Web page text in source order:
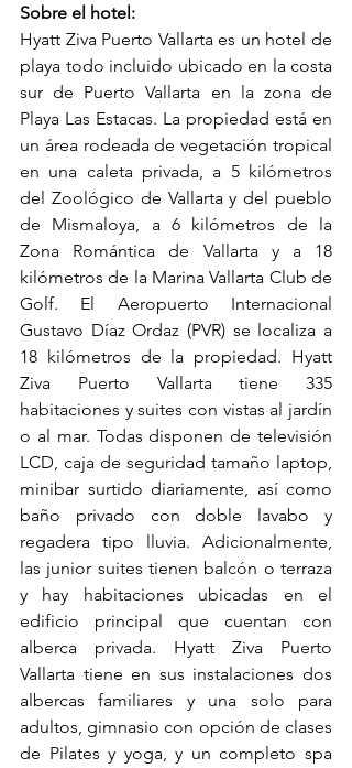
Sobre el hotel:
Hyatt Ziva Puerto Vallarta es un hotel de
playa todo incluido ubicado en la costa
sur de Puerto Vallarta en la zona de
Playa Las Estacas. La propiedad está en
un área rodeada de vegetación tropical
en una caleta privada, a 5 kilómetros
del Zoológico de Vallarta y del pueblo
de Mismaloya, a 6 kilómetros de la
Zona Romántica de Vallarta y a 18
kilómetros de la Marina Vallarta Club de
Golf. El Aeropuerto Internacional
Gustavo Díaz Ordaz (PVR) se localiza a
18 kilómetros de la propiedad. Hyatt
Ziva Puerto Vallarta tiene 335
habitaciones y suites con vistas al jardín
o al mar. Todas disponen de televisión
LCD, caja de seguridad tamaño laptop,
minibar surtido diariamente, así como
baño privado con doble lavabo y
regadera tipo lluvia. Adicionalmente,
las junior suites tienen balcón o terraza
y hay habitaciones ubicadas en el
edificio principal que cuentan con
alberca privada. Hyatt Ziva Puerto
Vallarta tiene en sus instalaciones dos
albercas familiares y una solo para
adultos, gimnasio con opción de clases
de Pilates y yoga, y un completo spa